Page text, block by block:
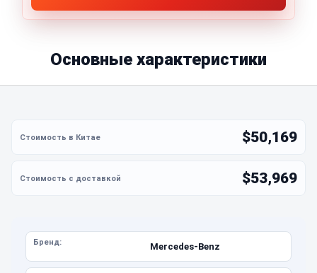
Основные характеристики
$50,169
$53,969
Бренд: Mercedes-Benz